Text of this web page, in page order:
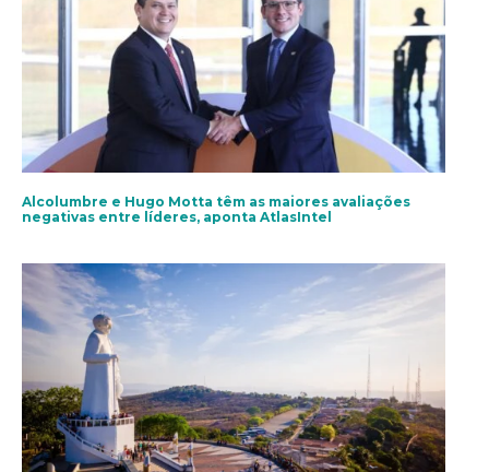
Alcolumbre e Hugo Motta têm as maiores avaliações
negativas entre líderes, aponta AtlasIntel